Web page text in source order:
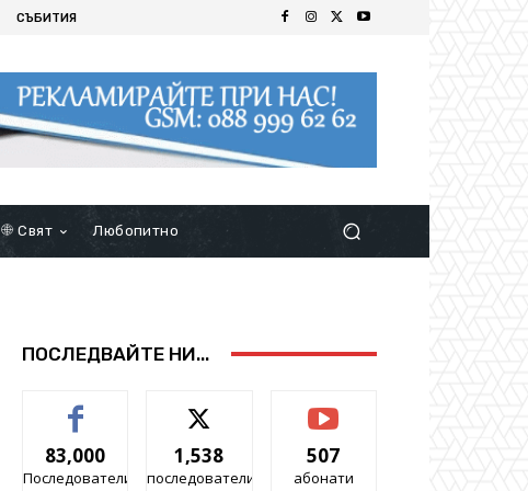
СЪБИТИЯ
Свят Любопитно
ПОСЛЕДВАЙТЕ НИ...
83,000
Последователи
1,538
последователи
507
абонати